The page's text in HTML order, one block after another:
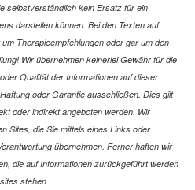
selbstverständlich kein Ersatz für ein
darstellen können. Bei den Texten auf
Therapieempfehlungen oder gar um den
Wir übernehmen keinerlei Gewähr für die
Qualität der Informationen auf dieser
oder Garantie ausschließen. Dies gilt
oder indirekt angeboten werden. Wir
Sites, die Sie mittels eines Links oder
übernehmen. Ferner haften wir
die auf Informationen zurückgeführt werden
stehen